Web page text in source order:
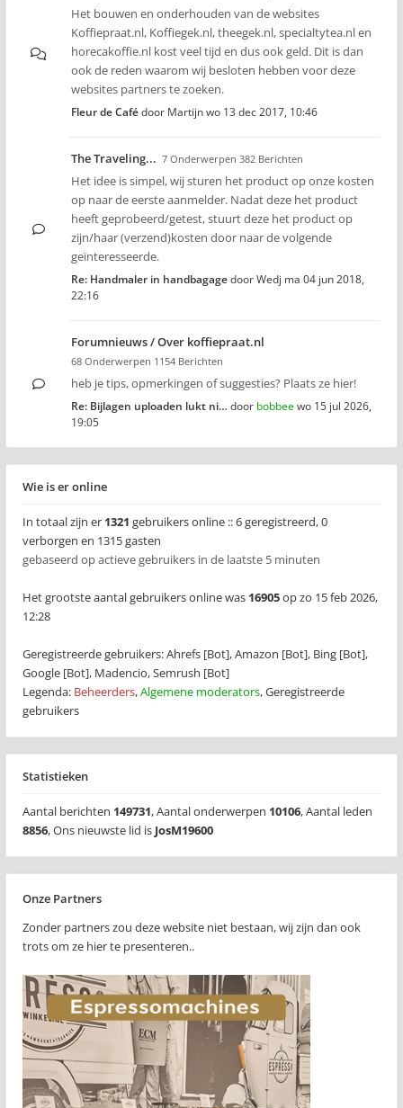
Het bouwen en onderhouden van de websites
Koffiepraat.nl, Koffiegek.nl, theegek.nl, specialtytea.nl en
horecakoffie.nl kost veel tijd en dus ook geld. Dit is dan
ook de reden waarom wij besloten hebben voor deze
websites partners te zoeken.
Fleur de Cafédoor Martijnwo 13 dec 2017, 10:46
The Traveling... 7 Onderwerpen 382 Berichten
Het idee is simpel, wij sturen het product op onze kosten
op naar de eerste aanmelder. Nadat deze het product
heeft geprobeerd/getest, stuurt deze het product op
zijn/haar (verzend)kosten door naar de volgende
geïnteresseerde.
Re: Handmaler in handbagagedoorWedj ma 04 jun 2018,
22:16
Forumnieuws / Over koffiepraat.nl
68 Onderwerpen 1154 Berichten
heb je tips, opmerkingen of suggesties? Plaats ze hier!
Re: Bijlagen uploaden lukt ni… door bobbeewo 15 jul 2026,
19:05
Wie is er online
In totaal zijn er 1321 gebruikers online :: 6 geregistreerd, 0
verborgen en 1315 gasten
gebaseerd op actieve gebruikers in de laatste 5 minuten
Het grootste aantal gebruikers online was 16905op zo 15 feb 2026,
12:28
Geregistreerde gebruikers:Ahrefs [Bot],Amazon [Bot], Bing [Bot],
Google [Bot], Madencio,Semrush [Bot]
Legenda: Beheerders,Algemene moderators,Geregistreerde
gebruikers
Statistieken
Aantal berichten 149731,Aantal onderwerpen 10106,Aantal leden
8856,Ons nieuwste lid is JosM19600
Onze Partners
Zonder partners zou deze website niet bestaan, wij zijn dan ook
trots om ze hier te presenteren..